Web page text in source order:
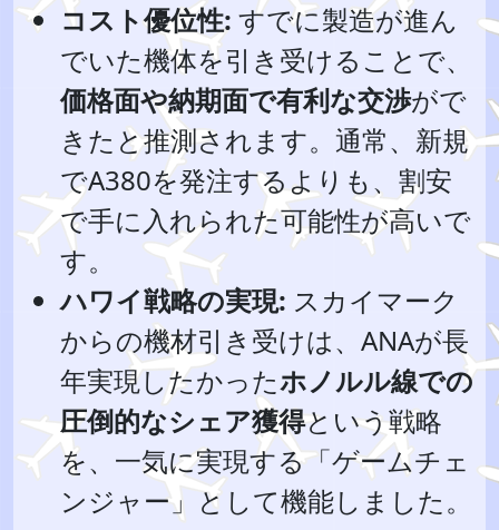
コスト優位性: すでに製造が進ん
でいた機体を引き受けることで、
価格面や納期面で有利な交渉がで
きたと推測されます。通常、新規
でA380を発注するよりも、割安
で手に入れられた可能性が高いで
す。
ハワイ戦略の実現: スカイマーク
からの機材引き受けは、ANAが長
年実現したかったホノルル線での
圧倒的なシェア獲得という戦略
を、一気に実現する「ゲームチェ
ンジャー」として機能しました。